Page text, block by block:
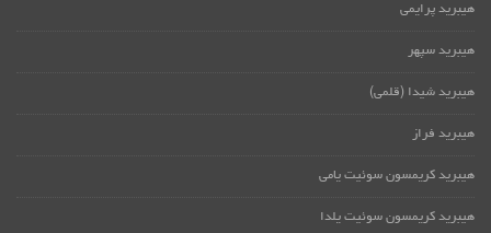
هیبرید پرایمی
هیبرید سپهر
هیبرید شیدا (قلمی)
هیبرید فراز
هیبرید کریمسون سوئیت یامی
هیبرید کریمسون سوئیت یلدا